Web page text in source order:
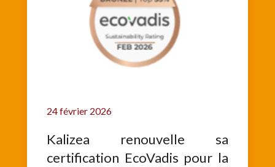
24 février 2026
Kalizea renouvelle sa
certification EcoVadis pour la